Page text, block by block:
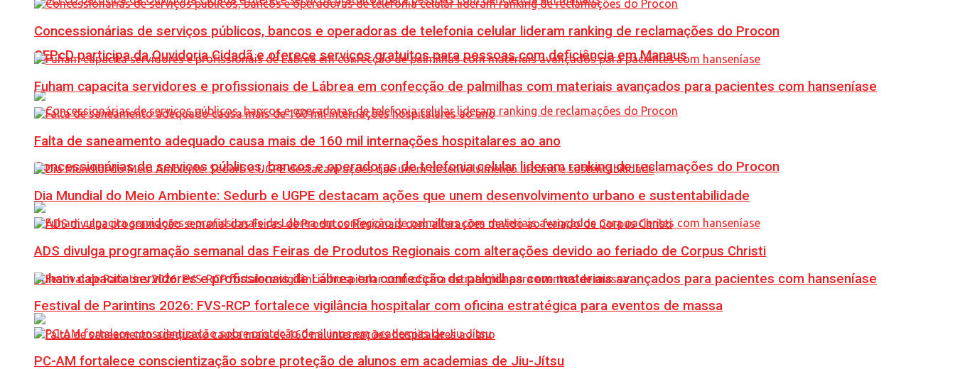
SEPcD participa da Ouvidoria Cidadã e oferece serviços gratuitos para pessoas com deficiência em Manaus
Concessionárias de serviços públicos, bancos e operadoras de telefonia celular lideram ranking de reclamações do Procon
Fuham capacita servidores e profissionais de Lábrea em confecção de palmilhas com materiais avançados para pacientes com hanseníase
Concessionárias de serviços públicos, bancos e operadoras de telefonia celular lideram ranking de reclamações do Procon
Fuham capacita servidores e profissionais de Lábrea em confecção de palmilhas com materiais avançados para pacientes com hanseníase
Falta de saneamento adequado causa mais de 160 mil internações hospitalares ao ano
Dia Mundial do Meio Ambiente: Sedurb e UGPE destacam ações que unem desenvolvimento urbano e sustentabilidade
ADS divulga programação semanal das Feiras de Produtos Regionais com alterações devido ao feriado de Corpus Christi
Festival de Parintins 2026: FVS-RCP fortalece vigilância hospitalar com oficina estratégica para eventos de massa
PC-AM fortalece conscientização sobre proteção de alunos em academias de Jiu-Jítsu